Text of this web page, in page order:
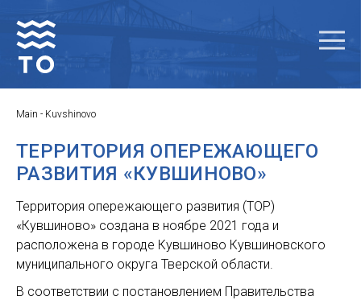
Main - Kuvshinovo
ТЕРРИТОРИЯ ОПЕРЕЖАЮЩЕГО
РАЗВИТИЯ «КУВШИНОВО»
Территория опережающего развития (ТОР)
«Кувшиново» создана в ноябре 2021 года и
расположена в городе Кувшиново Кувшиновского
муниципального округа Тверской области.
В соответствии с постановлением Правительства